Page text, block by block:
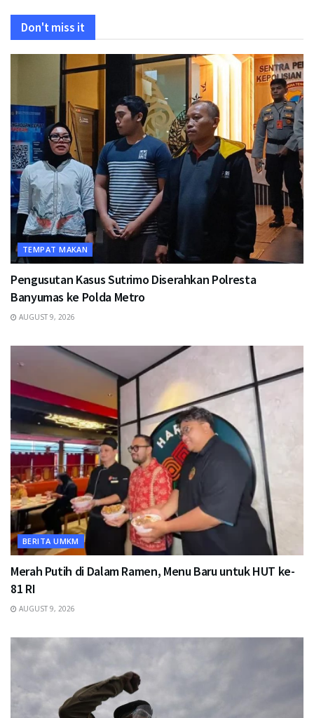
Don't miss it
TEMPAT MAKAN
Pengusutan Kasus Sutrimo Diserahkan Polresta
Banyumas ke Polda Metro
AUGUST 9, 2026
BERITA UMKM
Merah Putih di Dalam Ramen, Menu Baru untuk HUT ke-
81 RI
AUGUST 9, 2026